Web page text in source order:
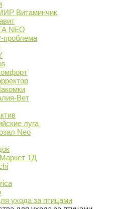
Витаминчик
NEO
проблема
Вет
луга
Neo
ТД
ухода за птицами